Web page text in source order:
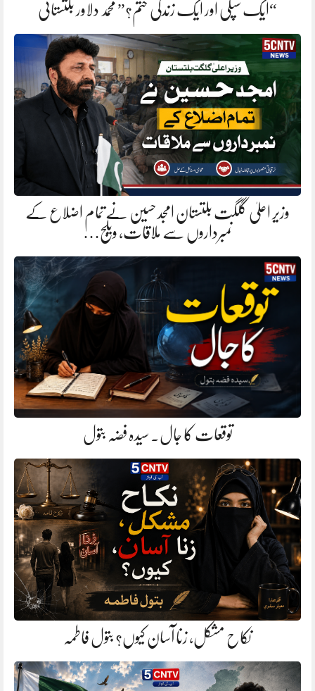
“ایک سپلی اور ایک زندگی ختم؟” محمد دلاور بلتستانی
وزیر اعلیٰ گلگت بلتستان امجد حسین نے تمام اضلاع کے
نمبرداروں سے ملاقات، ویلج…
توقعات کا جال. سیدہ فضہ بتول
نکاح مشکل، زنا آسان کیوں؟ بتول فاطمہ